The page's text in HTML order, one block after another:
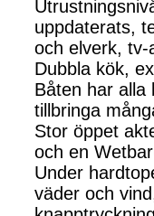
uppdaterats,
och elverk, tv-
Dubbla kök,
Båten har alla
tillbringa
Stor öppet
och en
Under
väder och